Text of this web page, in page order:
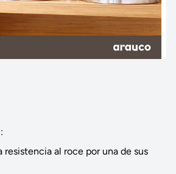
resistencia al roce por una de sus